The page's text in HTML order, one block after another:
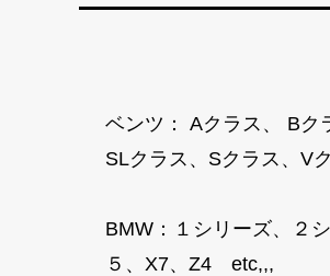
ベンツ： Aクラス、 Bク
SLクラス、Sクラス、V
BMW：１シリーズ、２
５、X7、Z4 etc,,,